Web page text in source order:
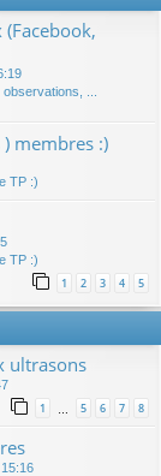
...
membres :)
TP :)
TP :)
1 2 3 4 5
ultrasons
1 5 6 7 8